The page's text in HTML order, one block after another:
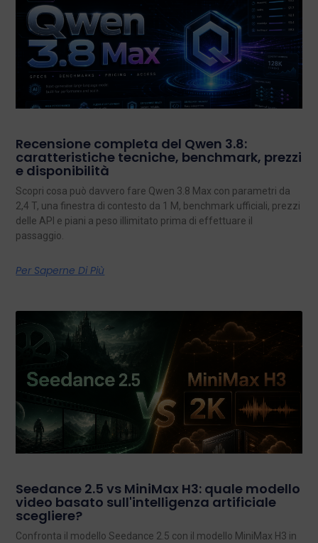
Recensione completa del Qwen 3.8:
caratteristiche tecniche, benchmark, prezzi
e disponibilità
Scopri cosa può davvero fare Qwen 3.8 Max con parametri da
2,4 T, una finestra di contesto da 1 M, benchmark ufficiali, prezzi
delle API e piani a peso illimitato prima di effettuare il
passaggio.
Per Saperne Di Più
Seedance 2.5 vs MiniMax H3: quale modello
video basato sull'intelligenza artificiale
scegliere?
Confronta il modello Seedance 2.5 con il modello MiniMax H3 in